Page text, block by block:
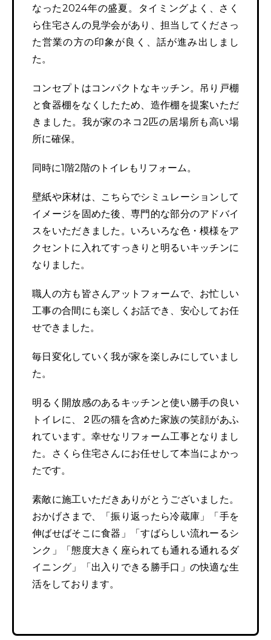
なった2024年の盛夏。タイミングよく、さく
ら住宅さんの見学会があり、担当してくださっ
た営業の方の印象が良く、話が進み出しまし
た。
コンセプトはコンパクトなキッチン。吊り戸棚
と食器棚をなくしたため、造作棚を提案いただ
きました。我が家のネコ2匹の居場所も高い場
所に確保。
同時に1階2階のトイレもリフォーム。
壁紙や床材は、こちらでシミュレーションして
イメージを固めた後、専門的な部分のアドバイ
スをいただきました。いろいろな色・模様をア
クセントに入れてすっきりと明るいキッチンに
なりました。
職人の方も皆さんアットフォームで、お忙しい
工事の合間にも楽しくお話でき、安心してお任
せできました。
毎日変化していく我が家を楽しみにしていまし
た。
明るく開放感のあるキッチンと使い勝手の良い
トイレに、２匹の猫を含めた家族の笑顔があふ
れています。幸せなリフォーム工事となりまし
た。さくら住宅さんにお任せして本当によかっ
たです。
素敵に施工いただきありがとうございました。
おかげさまで、「振り返ったら冷蔵庫」「手を
伸ばせばそこに食器」「すばらしい流れーるシ
ンク」「態度大きく座られても通れる通れるダ
イニング」「出入りできる勝手口」の快適な生
活をしております。